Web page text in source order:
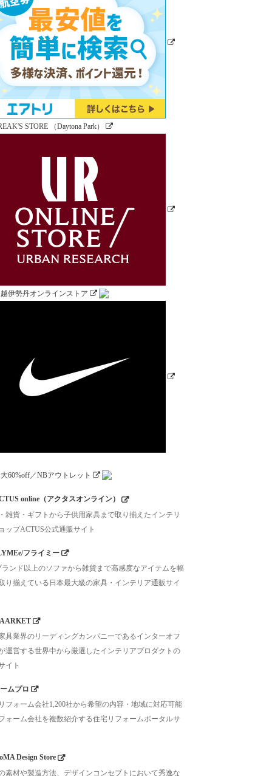
online（アクタスオンライン）
雑貨・ギフトから子供用家具まで取り揃えたインテリ
ップACTUS公式通販サイト
フライミー
ランド以上のソファから雑貨まで高感度なアイテムを幅
り揃えている日本最大級の家具・インテリア通販サイ
具業界のリーディングカンパニーであるインターオフ
運営する世界中から厳選したインテリアプロダクトの
イト
ムプロ
フォーム会社1,200社から希望の内容・地域に対応可能
ォーム会社を複数紹介する住宅リフォームポータルサ
Design Store
素材や製造方法、デザインコンセプトにおいて秀逸な